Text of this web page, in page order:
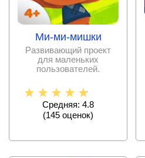
Ми-ми-мишки
Развивающий проект
для маленьких
пользователей.
Средняя: 4.8
(145 оценок)